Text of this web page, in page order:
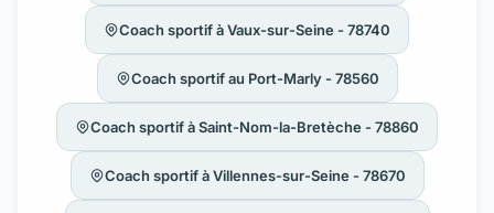
Coach sportif à Vaux-sur-Seine - 78740
Coach sportif au Port-Marly - 78560
Coach sportif à Saint-Nom-la-Bretèche - 78860
Coach sportif à Villennes-sur-Seine - 78670